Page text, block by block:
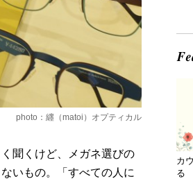
photo：纒（matoi）オプティカル
聞くけど、メガネ選びの
いもの。「すべての人に
カ
る